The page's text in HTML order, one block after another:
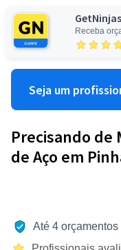
Receba
Seja um
Precisando de
de Aço em
Até 4